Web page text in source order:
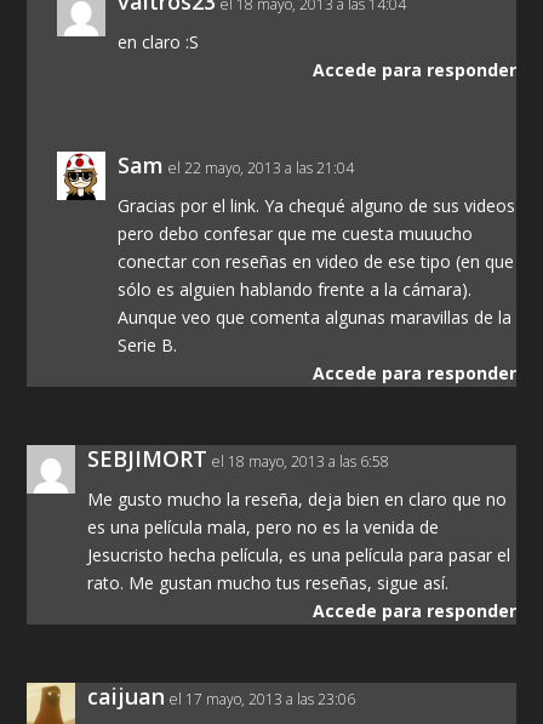
el 18 mayo, 2013 a las 14:04
en claro :S
Accede para responder
Sam el 22 mayo, 2013 a las 21:04
Gracias por el link. Ya chequé alguno de sus videos
pero debo confesar que me cuesta muuucho
conectar con reseñas en video de ese tipo (en que
sólo es alguien hablando frente a la cámara).
Aunque veo que comenta algunas maravillas de la
Serie B.
Accede para responder
SEBJIMORT el 18 mayo, 2013 a las 6:58
Me gusto mucho la reseña, deja bien en claro que no
es una película mala, pero no es la venida de
Jesucristo hecha película, es una película para pasar el
rato. Me gustan mucho tus reseñas, sigue así.
Accede para responder
caijuan el 17 mayo, 2013 a las 23:06